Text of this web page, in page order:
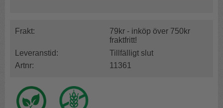
Frakt:
79kr - inköp över 750kr
fraktfritt!
Leveranstid:
Tillfälligt slut
Artnr:
11361